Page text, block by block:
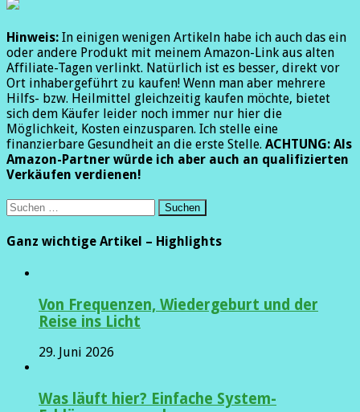
Hinweis: In einigen wenigen Artikeln habe ich auch das ein
oder andere Produkt mit meinem Amazon-Link aus alten
Affiliate-Tagen verlinkt. Natürlich ist es besser, direkt vor
Ort inhabergeführt zu kaufen! Wenn man aber mehrere
Hilfs- bzw. Heilmittel gleichzeitig kaufen möchte, bietet
sich dem Käufer leider noch immer nur hier die
Möglichkeit, Kosten einzusparen. Ich stelle eine
finanzierbare Gesundheit an die erste Stelle. ACHTUNG: Als
Amazon-Partner würde ich aber auch an qualifizierten
Verkäufen verdienen!
Suchen
Ganz wichtige Artikel – Highlights
Von Frequenzen, Wiedergeburt und der
Reise ins Licht
29. Juni 2026
Was läuft hier? Einfache System-